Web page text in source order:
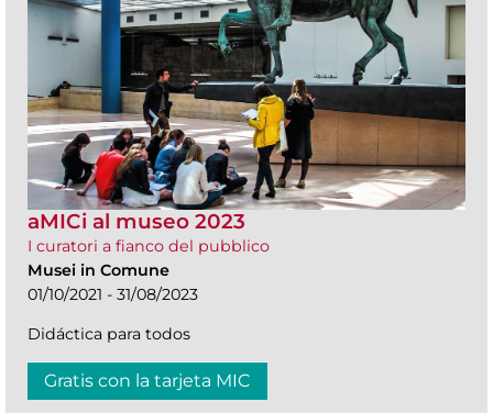
aMICi al museo 2023
I curatori a fianco del pubblico
Musei in Comune
01/10/2021 - 31/08/2023
Didáctica para todos
Gratis con la tarjeta MIC